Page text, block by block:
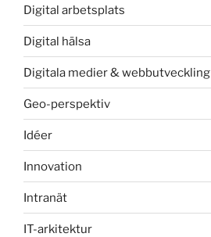
Digital arbetsplats
Digital hälsa
Digitala medier & webbutveckling
Geo-perspektiv
Idéer
Innovation
Intranät
IT-arkitektur